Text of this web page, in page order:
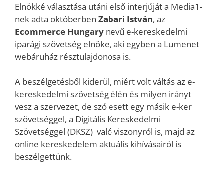
Elnökké választása utáni első interjúját a Media1-
nek adta októberben Zabari István, az
Ecommerce Hungary nevű e-kereskedelmi
iparági szövetség elnöke, aki egyben a Lumenet
webáruház résztulajdonosa is.
A beszélgetésből kiderül, miért volt váltás az e-
kereskedelmi szövetség élén és milyen irányt
vesz a szervezet, de szó esett egy másik e-ker
szövetséggel, a Digitális Kereskedelmi
Szövetséggel (DKSZ) való viszonyról is, majd az
online kereskedelem aktuális kihívásairól is
beszélgettünk.